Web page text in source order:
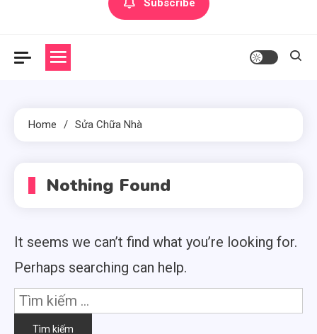
Dũng
Subscribe
Home Sửa Chữa Nhà
Nothing Found
It seems we can’t find what you’re looking for.
Perhaps searching can help.
Tìm
kiếm